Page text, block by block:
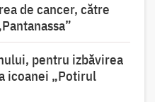
de cancer, către
pentru izbăvirea
icoanei „Potirul